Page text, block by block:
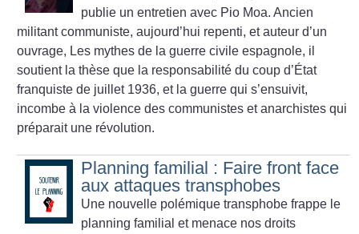
publie un entretien avec Pio Moa. Ancien
militant communiste, aujourd’hui repenti, et auteur d’un
ouvrage, Les mythes de la guerre civile espagnole, il
soutient la thèse que la responsabilité du coup d’État
franquiste de juillet 1936, et la guerre qui s’ensuivit,
incombe à la violence des communistes et anarchistes qui
préparait une révolution.
Planning familial : Faire front face
aux attaques transphobes
Une nouvelle polémique transphobe frappe le
planning familial et menace nos droits